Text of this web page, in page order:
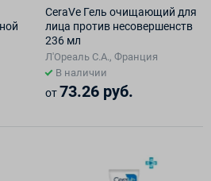
CeraVe Гель очищающий для
лица против несовершенств
236 мл
Л'Ореаль С.А., Франция
В наличии
от73.26 руб.